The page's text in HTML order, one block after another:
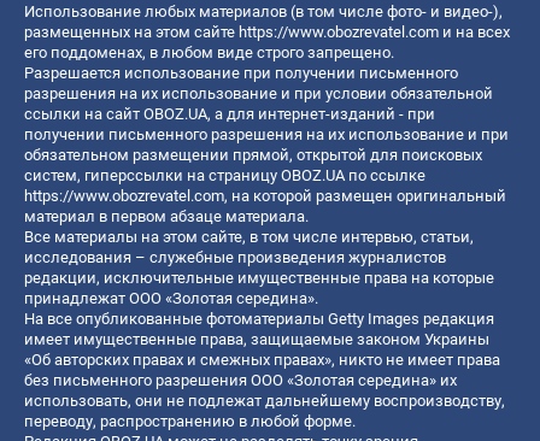
Использование любых материалов (в том числе фото- и видео-),
размещенных на этом сайте https://www.obozrevatel.com и на всех
его поддоменах, в любом виде строго запрещено.
Разрешается использование при получении письменного
разрешения на их использование и при условии обязательной
ссылки на сайт OBOZ.UA, а для интернет-изданий - при
получении письменного разрешения на их использование и при
обязательном размещении прямой, открытой для поисковых
систем, гиперссылки на страницу OBOZ.UA по ссылке
https://www.obozrevatel.com, на которой размещен оригинальный
материал в первом абзаце материала.
Все материалы на этом сайте, в том числе интервью, статьи,
исследования – служебные произведения журналистов
редакции, исключительные имущественные права на которые
принадлежат ООО «Золотая середина».
На все опубликованные фотоматериалы Getty Images редакция
имеет имущественные права, защищаемые законом Украины
«Об авторских правах и смежных правах», никто не имеет права
без письменного разрешения ООО «Золотая середина» их
использовать, они не подлежат дальнейшему воспроизводству,
переводу, распространению в любой форме.